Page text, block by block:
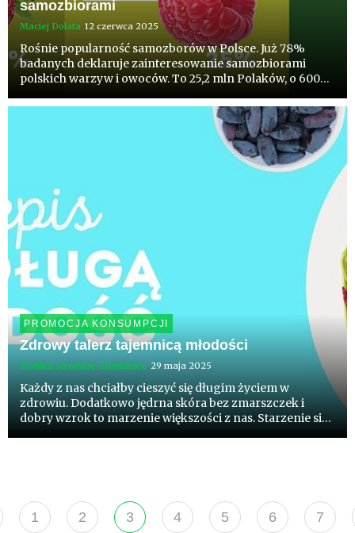
samozbiorami
Maciej Dolata 12 czerwca 2025
Rośnie popularność samozborów w Polsce. Już 78%
badanych deklaruje zainteresowanie samozbiorami
polskich warzyw i owoców. To 25,2 mln Polaków, o 600
Wśród gatunków jakie najbardziej chcielibyśmy zbierać
PROMOCJA KONSUMPCJI
Zdrowy talerz tajemnicą młodości
Monika Stromkie-Złomaniec 29 maja 2025
Każdy z nas chciałby cieszyć się długim życiem w
zdrowiu. Dodatkowo jędrna skóra bez zmarszczek i
dobry wzrok to marzenie większości z nas. Starzenie się
1 2 3 4 5 6 7